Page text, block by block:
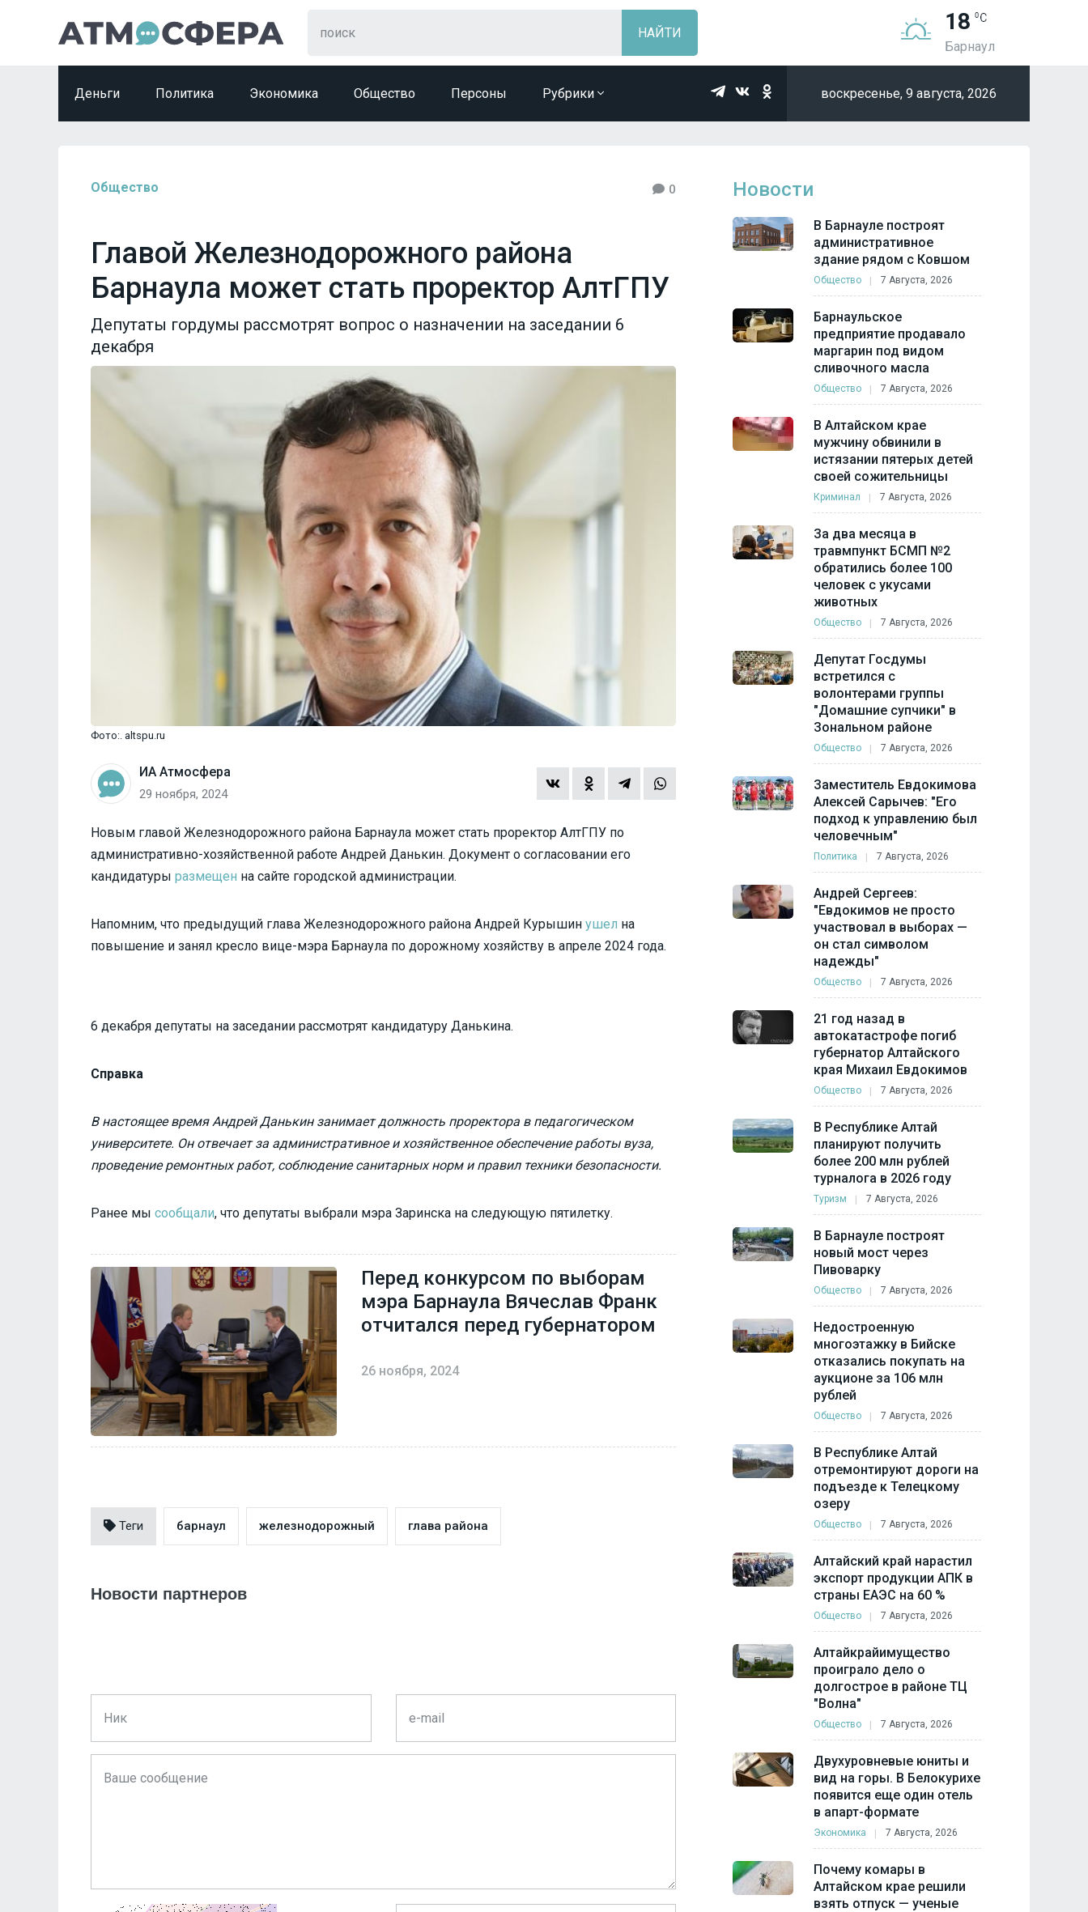
18
Барнаул
Деньги Политика Экономика Общество Персоны Рубрики воскресенье, 9 августа, 2026
Общество 0
Главой Железнодорожного района
Барнаула может стать проректор АлтГПУ
Депутаты гордумы рассмотрят вопрос о назначении на заседании 6
декабря
Фото:. altspu.ru
ИА Атмосфера
29 ноября, 2024
Новым главой Железнодорожного района Барнаула может стать проректор АлтГПУ по
административно-хозяйственной работе Андрей Данькин. Документ о согласовании его
кандидатуры размещен на сайте городской администрации.
Напомним, что предыдущий глава Железнодорожного района Андрей Курышин ушел на
повышение и занял кресло вице-мэра Барнаула по дорожному хозяйству в апреле 2024 года.
6 декабря депутаты на заседании рассмотрят кандидатуру Данькина.
Справка
В настоящее время Андрей Данькин занимает должность проректора в педагогическом
университете. Он отвечает за административное и хозяйственное обеспечение работы вуза,
проведение ремонтных работ, соблюдение санитарных норм и правил техники безопасности.
Ранее мы сообщали, что депутаты выбрали мэра Заринска на следующую пятилетку.
Перед конкурсом по выборам
мэра Барнаула Вячеслав Франк
отчитался перед губернатором
26 ноября, 2024
Теги барнаул железнодорожный глава района
Новости партнеров
Новости
В Барнауле построят
административное
здание рядом с Ковшом
Общество 7 Августа, 2026
Барнаульское
предприятие продавало
маргарин под видом
сливочного масла
Общество 7 Августа, 2026
В Алтайском крае
мужчину обвинили в
истязании пятерых детей
своей сожительницы
Криминал 7 Августа, 2026
За два месяца в
травмпункт БСМП №2
обратились более 100
человек с укусами
животных
Общество 7 Августа, 2026
Депутат Госдумы
встретился с
волонтерами группы
"Домашние супчики" в
Зональном районе
Общество 7 Августа, 2026
Заместитель Евдокимова
Алексей Сарычев: "Его
подход к управлению был
человечным"
Политика 7 Августа, 2026
Андрей Сергеев:
"Евдокимов не просто
участвовал в выборах —
он стал символом
надежды"
Общество 7 Августа, 2026
21 год назад в
автокатастрофе погиб
губернатор Алтайского
края Михаил Евдокимов
Общество 7 Августа, 2026
В Республике Алтай
планируют получить
более 200 млн рублей
турналога в 2026 году
Туризм 7 Августа, 2026
В Барнауле построят
новый мост через
Пивоварку
Общество 7 Августа, 2026
Недостроенную
многоэтажку в Бийске
отказались покупать на
аукционе за 106 млн
рублей
Общество 7 Августа, 2026
В Республике Алтай
отремонтируют дороги на
подъезде к Телецкому
озеру
Общество 7 Августа, 2026
Алтайский край нарастил
экспорт продукции АПК в
страны ЕАЭС на 60 %
Общество 7 Августа, 2026
Алтайкрайимущество
проиграло дело о
долгострое в районе ТЦ
"Волна"
Общество 7 Августа, 2026
Двухуровневые юниты и
вид на горы. В Белокурихе
появится еще один отель
в апарт-формате
Экономика 7 Августа, 2026
Почему комары в
Алтайском крае решили
взять отпуск — ученые